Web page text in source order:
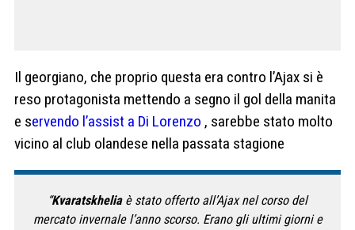
Il georgiano, che proprio questa era contro l’Ajax si è
reso protagonista mettendo a segno il gol della manita
e servendo l’assist a Di Lorenzo , sarebbe stato molto
vicino al club olandese nella passata stagione
“Kvaratskheliaè stato offerto all’Ajax nel corso del
mercato invernale l’anno scorso. Erano gli ultimi giorni e